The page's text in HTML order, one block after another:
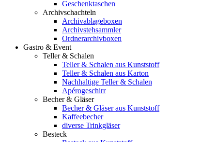
Geschenktaschen
Archivschachteln
Archivablageboxen
Archivstehsammler
Ordnerarchivboxen
Gastro & Event
Teller & Schalen
Teller & Schalen aus Kunststoff
Teller & Schalen aus Karton
Nachhaltige Teller & Schalen
Apérogeschirr
Becher & Gläser
Becher & Gläser aus Kunststoff
Kaffeebecher
diverse Trinkgläser
Besteck